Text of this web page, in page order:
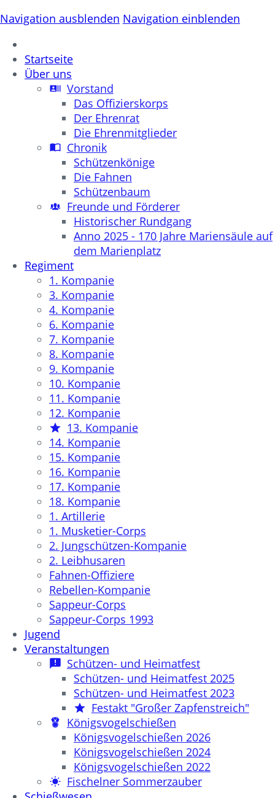
Navigation ausblenden Navigation einblenden
Startseite
Über uns
Vorstand
Das Offizierskorps
Der Ehrenrat
Die Ehrenmitglieder
Chronik
Schützenkönige
Die Fahnen
Schützenbaum
Freunde und Förderer
Historischer Rundgang
Anno 2025 - 170 Jahre Mariensäule auf
dem Marienplatz
Regiment
1. Kompanie
3. Kompanie
4. Kompanie
6. Kompanie
7. Kompanie
8. Kompanie
9. Kompanie
10. Kompanie
11. Kompanie
12. Kompanie
13. Kompanie
14. Kompanie
15. Kompanie
16. Kompanie
17. Kompanie
18. Kompanie
1. Artillerie
1. Musketier-Corps
2. Jungschützen-Kompanie
2. Leibhusaren
Fahnen-Offiziere
Rebellen-Kompanie
Sappeur-Corps
Sappeur-Corps 1993
Jugend
Veranstaltungen
Schützen- und Heimatfest
Schützen- und Heimatfest 2025
Schützen- und Heimatfest 2023
Festakt "Großer Zapfenstreich"
Königsvogelschießen
Königsvogelschießen 2026
Königsvogelschießen 2024
Königsvogelschießen 2022
Fischelner Sommerzauber